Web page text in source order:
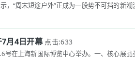
，“周末短途户外”正成为一股势不可挡的新
月4日开幕 点击:633
在上海新国际博览中心举办。一、核心展品